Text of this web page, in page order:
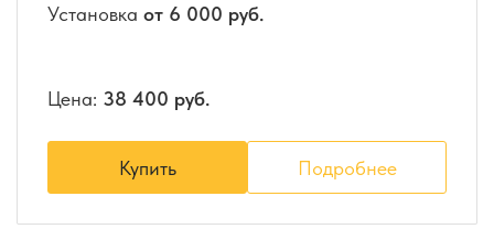
Установка от 6 000 руб.
Цена: 38 400 руб.
Купить Подробнее